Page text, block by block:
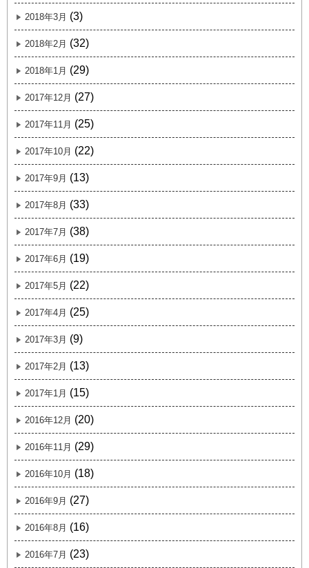
2018年3月 (3)
2018年2月 (32)
2018年1月 (29)
2017年12月 (27)
2017年11月 (25)
2017年10月 (22)
2017年9月 (13)
2017年8月 (33)
2017年7月 (38)
2017年6月 (19)
2017年5月 (22)
2017年4月 (25)
2017年3月 (9)
2017年2月 (13)
2017年1月 (15)
2016年12月 (20)
2016年11月 (29)
2016年10月 (18)
2016年9月 (27)
2016年8月 (16)
2016年7月 (23)